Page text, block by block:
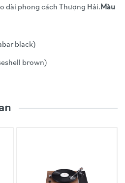
dài phong cách Thượng Hải. Màu
black)
brown)
Bluetooth, USB, CD, FM Radio.
45/78), tương thích với đĩa